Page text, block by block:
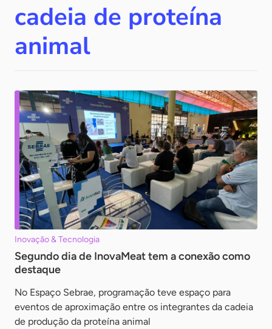
Notícias
cadeia de proteína
animal
Inovação & Tecnologia
Segundo dia de InovaMeat tem a conexão como
destaque
No Espaço Sebrae, programação teve espaço para
eventos de aproximação entre os integrantes da cadeia
de produção da proteína animal